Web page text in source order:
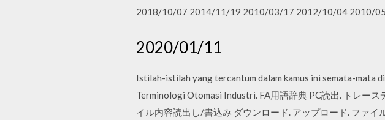
2018/10/07 2014/11/19 2010/03/17 2012/10/04 2010/
2020/01/11
Istilah-istilah yang tercantum dalam kamus ini semata-mata
Terminologi Otomasi Industri. FA用語辞典 PC読出. トレー
イル内容読出し/書込み ダウンロード. アップロード. ファイ